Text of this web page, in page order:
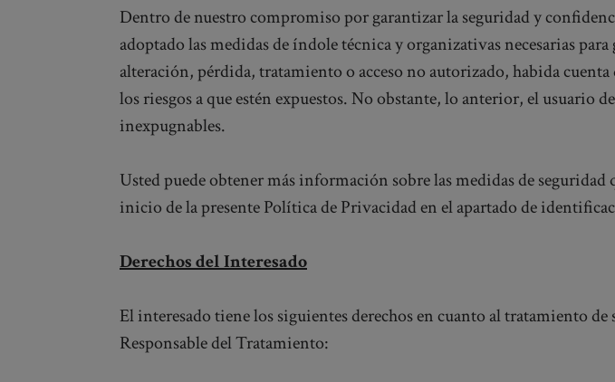
Dentro de nuestro compromiso por garantizar la seguridad y
adoptado las medidas de índole técnica y organizativas necesarias
alteración, pérdida, tratamiento o acceso no autorizado, habida
los riesgos a que estén expuestos. No obstante, lo anterior, el usuario
inexpugnables.
Usted puede obtener más información sobre las medidas de
inicio de la presente Política de Privacidad en el apartado de
Derechos del Interesado
El interesado tiene los siguientes derechos en cuanto al tratamiento
Responsable del Tratamiento: